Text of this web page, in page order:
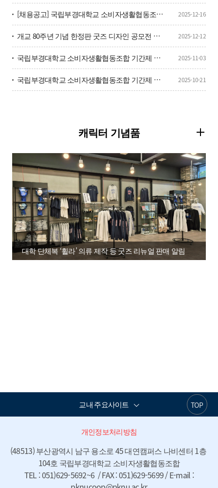
[채용공고] 국립부경대학교 소비자생활협동조합 계약직 사무원(신입직) 채용 공고 2025-12-16
개교 80주년 기념 한정판 굿즈 디자인 공모전 공고 안내 2025-12-12
국립부경대학교 소비자생활협동조합 기간제 사무원(육아휴직 대체) 공개경쟁 채용시험 서류전형 합격자(면접전형 대상자) 공고 2025-11-03
국립부경대학교 소비자생활협동조합 기간제 사무원(육아휴직대체) 채용 공고 2025-10-21
캐릭터 기념품
대학 단체복 ‘휠라’ 의류 제작 등 굿즈 리뉴얼 판매 알림
TOP
교내 주요사이트
개인정보처리방침
(48513) 부산광역시 남구 용소로 45 대연캠퍼스 나비센터 1층
104호 국립부경대학교 소비자생활협동조합